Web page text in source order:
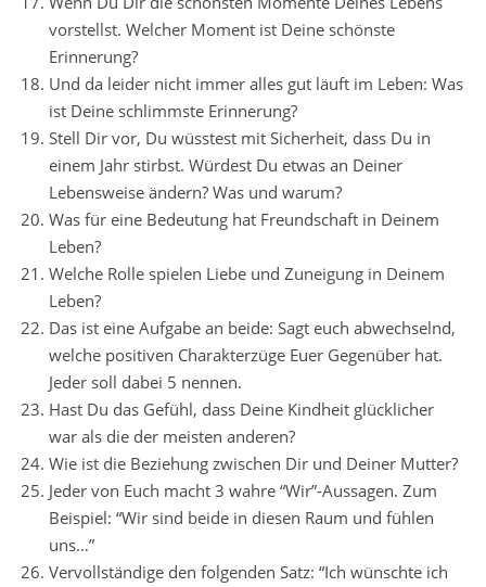
vorstellst. Welcher Moment ist Deine schönste
Erinnerung?
Und da leider nicht immer alles gut läuft im Leben: Was
ist Deine schlimmste Erinnerung?
Stell Dir vor, Du wüsstest mit Sicherheit, dass Du in
einem Jahr stirbst. Würdest Du etwas an Deiner
Lebensweise ändern? Was und warum?
Was für eine Bedeutung hat Freundschaft in Deinem
Leben?
Welche Rolle spielen Liebe und Zuneigung in Deinem
Leben?
Das ist eine Aufgabe an beide: Sagt euch abwechselnd,
welche positiven Charakterzüge Euer Gegenüber hat.
Jeder soll dabei 5 nennen.
Hast Du das Gefühl, dass Deine Kindheit glücklicher
war als die der meisten anderen?
Wie ist die Beziehung zwischen Dir und Deiner Mutter?
Jeder von Euch macht 3 wahre “Wir”-Aussagen. Zum
Beispiel: “Wir sind beide in diesen Raum und fühlen
uns…”
Vervollständige den folgenden Satz: “Ich wünschte ich